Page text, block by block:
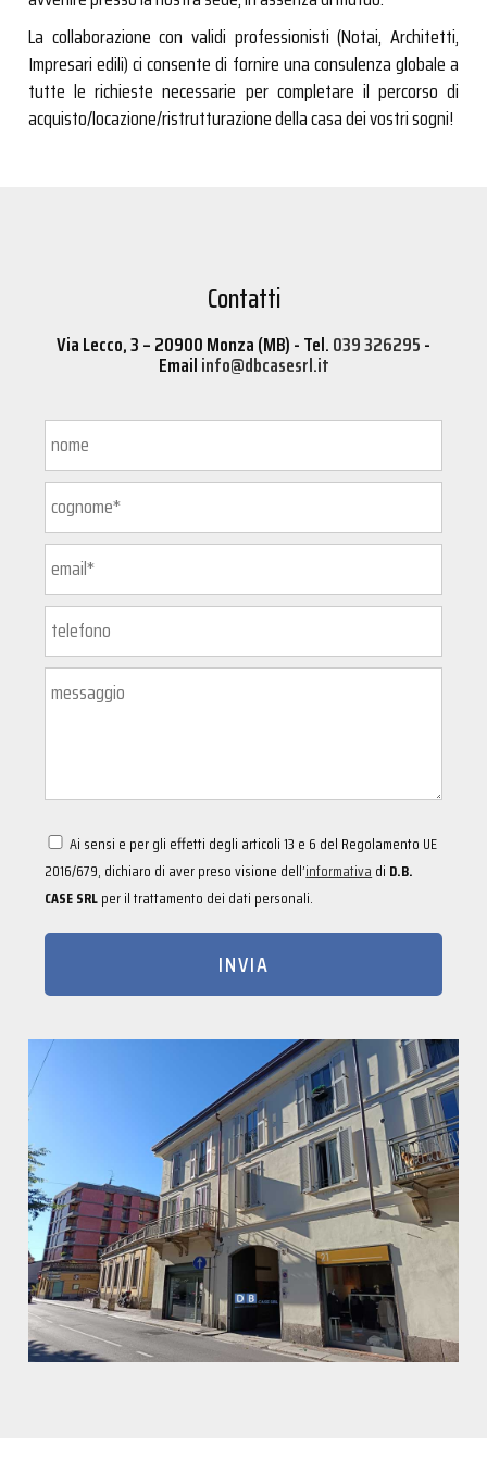
La collaborazione con validi professionisti (Notai, Architetti,
Impresari edili) ci consente di fornire una consulenza globale a
tutte le richieste necessarie per completare il percorso di
acquisto/locazione/ristrutturazione della casa dei vostri sogni!
Contatti
Via Lecco, 3 – 20900 Monza (MB) - Tel.039 326295-
Emailinfo@dbcasesrl.it
Ai sensi e per gli effetti degli articoli 13 e 6 del Regolamento UE
2016/679, dichiaro di aver preso visione dell’informativa di D.B.
CASE SRLper il trattamento dei dati personali.